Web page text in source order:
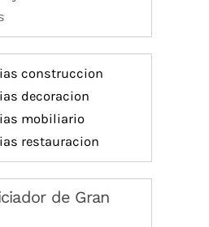
construccion
decoracion
mobiliario
restauracion
de Gran